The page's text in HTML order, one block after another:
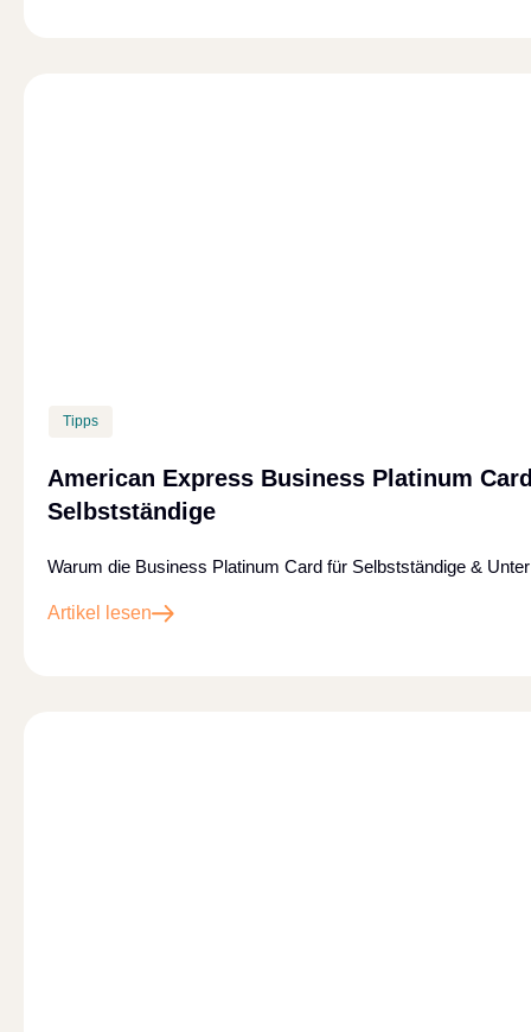
Tipps
American Express Business Platinum
Selbstständige
Warum die Business Platinum Card für Selbstständige &
Artikel lesen